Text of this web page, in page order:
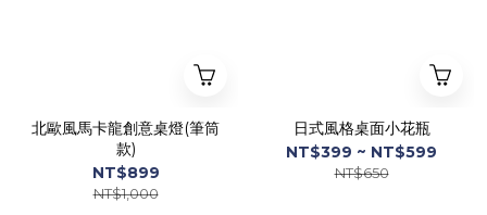
北歐風馬卡龍創意桌燈(筆筒
款)
NT$899
NT$1,000
日式風格桌面小花瓶
NT$399 ~ NT$599
NT$650